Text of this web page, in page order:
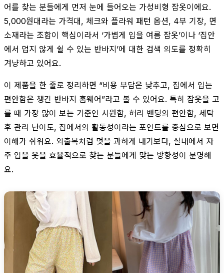
어를 찾는 분들에게 먼저 눈에 들어오는 가성비형 잠옷이에요.
5,000원대라는 가격대, 체크와 플라워 패턴 옵션, 4부 기장, 면
소재라는 조합이 핵심이라서 ‘가볍게 입을 여름 잠옷’이나 ‘집안
에서 덥지 않게 쉴 수 있는 반바지’에 대한 검색 의도를 정확히
겨냥하고 있어요.
이 제품을 한 줄로 정리하면 “비용 부담은 낮추고, 집에서 입는
편안함은 챙긴 반바지 홈웨어”라고 볼 수 있어요. 특히 잠옷을 고
를 때 가장 많이 보는 기준인 시원함, 허리 밴딩의 편안함, 세탁
후 관리 난이도, 집에서의 활동성이라는 포인트를 중심으로 보면
이해가 쉬워요. 외출복처럼 멋을 과하게 내기보다, 실내에서 자
주 입을 옷을 효율적으로 찾는 분들에게 맞는 방향성이 분명해
요.